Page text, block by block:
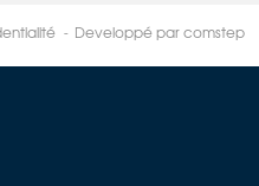
Developpé par comstep